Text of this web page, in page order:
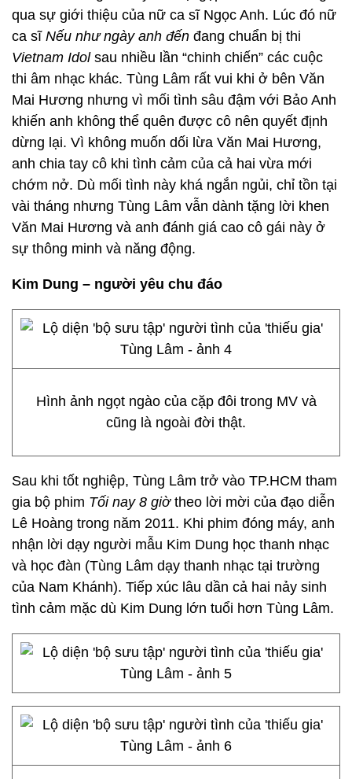
qua sự giới thiệu của nữ ca sĩ Ngọc Anh. Lúc đó nữ
ca sĩ Nếu như ngày anh đến đang chuẩn bị thi
Vietnam Idolsau nhiều lần “chinh chiến” các cuộc
thi âm nhạc khác. Tùng Lâm rất vui khi ở bên Văn
Mai Hương nhưng vì mối tình sâu đậm với Bảo Anh
khiến anh không thể quên được cô nên quyết định
dừng lại. Vì không muốn dối lừa Văn Mai Hương,
anh chia tay cô khi tình cảm của cả hai vừa mới
chớm nở. Dù mối tình này khá ngắn ngủi, chỉ tồn tại
vài tháng nhưng Tùng Lâm vẫn dành tặng lời khen
Văn Mai Hương và anh đánh giá cao cô gái này ở
sự thông minh và năng động.
Kim Dung – người yêu chu đáo
Hình ảnh ngọt ngào của cặp đôi trong MV và
cũng là ngoài đời thật.
Sau khi tốt nghiệp, Tùng Lâm trở vào TP.HCM tham
gia bộ phim Tối nay 8 giờtheo lời mời của đạo diễn
Lê Hoàng trong năm 2011. Khi phim đóng máy, anh
nhận lời dạy người mẫu Kim Dung học thanh nhạc
và học đàn (Tùng Lâm dạy thanh nhạc tại trường
của Nam Khánh). Tiếp xúc lâu dần cả hai nảy sinh
tình cảm mặc dù Kim Dung lớn tuổi hơn Tùng Lâm.